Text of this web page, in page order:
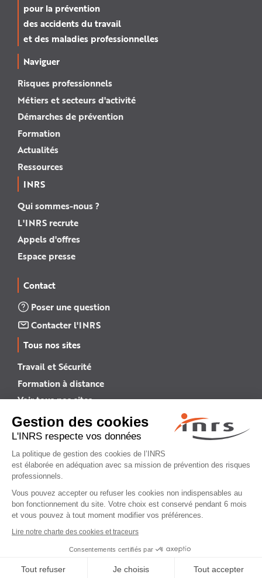
Sommaire
pour la prévention
des accidents du travail
et des maladies professionnelles
Naviguer
Risques professionnels
Métiers et secteurs d'activité
Démarches de prévention
Formation
Actualités
Ressources
INRS
Qui sommes-nous ?
L'INRS recrute
Appels d'offres
Espace presse
Contact
Poser une question
Contacter l'INRS
Tous nos sites
Travail et Sécurité
Formation à distance
Voir tous nos sites →
INRS English
INRS (english version)
Plan du site
Mentions légales
Politique de confidentialité